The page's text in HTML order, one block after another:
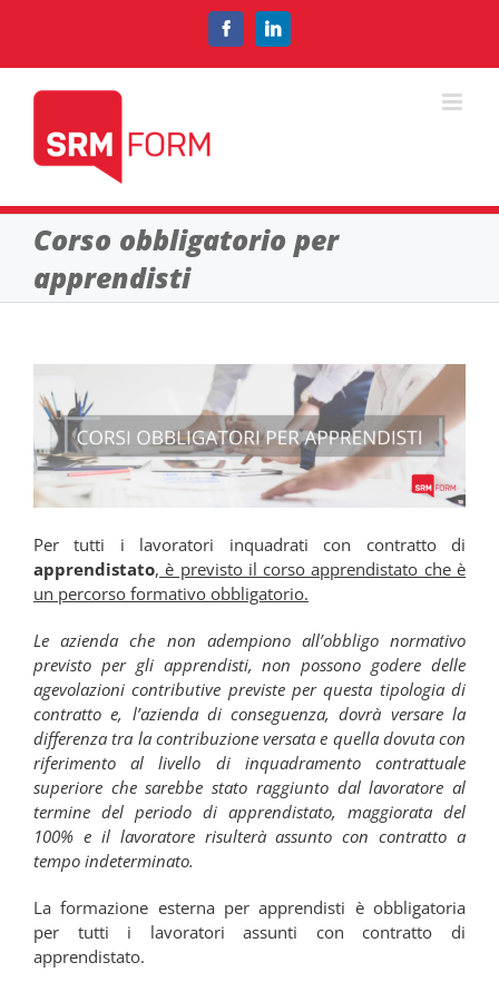
FacebookLinkedIn
Corso obbligatorio per
apprendisti
Per tutti i lavoratori inquadrati con contratto di
apprendistato, è previsto il corso apprendistato che è
un percorso formativo obbligatorio.
Le azienda che non adempiono all’obbligo normativo
previsto per gli apprendisti, non possono godere delle
agevolazioni contributive previste per questa tipologia di
contratto e, l’azienda di conseguenza, dovrà versare la
differenza tra la contribuzione versata e quella dovuta con
riferimento al livello di inquadramento contrattuale
superiore che sarebbe stato raggiunto dal lavoratore al
termine del periodo di apprendistato, maggiorata del
100% e il lavoratore risulterà assunto con contratto a
tempo indeterminato.
La formazione esterna per apprendisti è obbligatoria
per tutti i lavoratori assunti con contratto di
apprendistato.